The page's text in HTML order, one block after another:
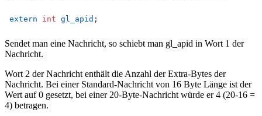
extern int gl_apid ;
Sendet man eine Nachricht, so schiebt man gl_apid in Wort 1 der
Nachricht.
Wort 2 der Nachricht enthält die Anzahl der Extra-Bytes der
Nachricht. Bei einer Standard-Nachricht von 16 Byte Länge ist der
Wert auf 0 gesetzt, bei einer 20-Byte-Nachricht würde er 4 (20-16 =
4) betragen.